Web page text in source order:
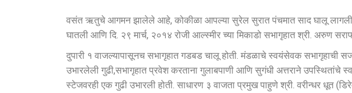
वसंत ऋतुचे आगमन झालेले आहे, कोकीळा आपल्या सुरेल सुरात पंचमात साद घालू लागली
घातली आणि दि. २९ मार्च, २०१४ रोजी आल्स्मीर च्या मिकाडो सभागृहात श्री. अरुण
दुपारी १ वाजल्यापासूनच सभागृहात गडबड चालू होती. मंडळाचे स्वयंसेवक सभागृहाची
उभारलेली गुढी,सभागृहात प्रवेश करताना गुलाबपाणी आणि सुगंधी अत्तराने
स्टेजवरही एक गुढी उभारली होती. साधारण ३ वाजता प्रमुख पाहुणे श्री. वरीन्धर धूत